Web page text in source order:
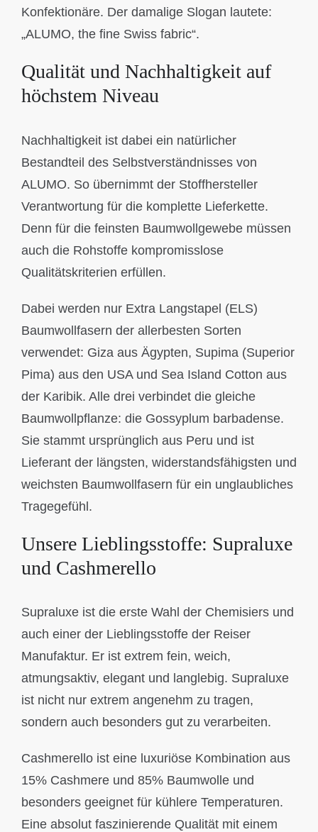
Konfektionäre. Der damalige Slogan lautete:
„ALUMO, the fine Swiss fabric“.
Qualität und Nachhaltigkeit auf
höchstem Niveau
Nachhaltigkeit ist dabei ein natürlicher
Bestandteil des Selbstverständnisses von
ALUMO. So übernimmt der Stoffhersteller
Verantwortung für die komplette Lieferkette.
Denn für die feinsten Baumwollgewebe müssen
auch die Rohstoffe kompromisslose
Qualitätskriterien erfüllen.
Dabei werden nur Extra Langstapel (ELS)
Baumwollfasern der allerbesten Sorten
verwendet: Giza aus Ägypten, Supima (Superior
Pima) aus den USA und Sea Island Cotton aus
der Karibik. Alle drei verbindet die gleiche
Baumwollpflanze: die Gossyplum barbadense.
Sie stammt ursprünglich aus Peru und ist
Lieferant der längsten, widerstandsfähigsten und
weichsten Baumwollfasern für ein unglaubliches
Tragegefühl.
Unsere Lieblingsstoffe: Supraluxe
und Cashmerello
Supraluxe ist die erste Wahl der Chemisiers und
auch einer der Lieblingsstoffe der Reiser
Manufaktur. Er ist extrem fein, weich,
atmungsaktiv, elegant und langlebig. Supraluxe
ist nicht nur extrem angenehm zu tragen,
sondern auch besonders gut zu verarbeiten.
Cashmerello ist eine luxuriöse Kombination aus
15% Cashmere und 85% Baumwolle und
besonders geeignet für kühlere Temperaturen.
Eine absolut faszinierende Qualität mit einem